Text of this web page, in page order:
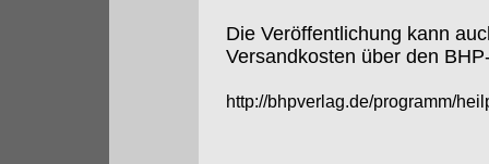
Die Veröffentlichung kann
Versandkosten über den
http://bhpverlag.de/programm/